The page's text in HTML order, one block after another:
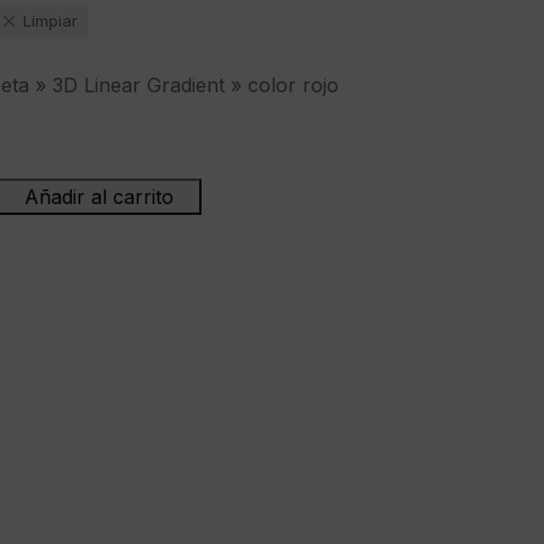
Limpiar
» 3D Linear Gradient » color rojo
Añadir al carrito